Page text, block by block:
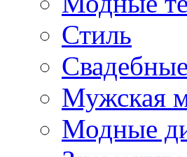
Стиль
Мужская
Модные